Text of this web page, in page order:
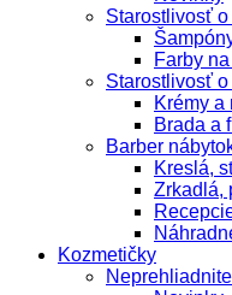
Starostlivosť
Farby
Starostlivosť
Krémy a
Brada a
Barber
Kreslá,
Zrkadlá,
Kozmetičky
Neprehliadnite